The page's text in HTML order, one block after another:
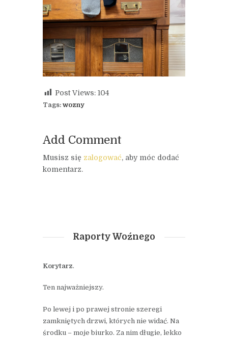
Post Views: 104
Tags: wozny
Add Comment
Musisz się zalogować, aby móc dodać
komentarz.
Raporty Woźnego
Korytarz.
Ten najważniejszy.
Po lewej i po prawej stronie szeregi
zamkniętych drzwi, których nie widać. Na
środku – moje biurko. Za nim długie, lekko